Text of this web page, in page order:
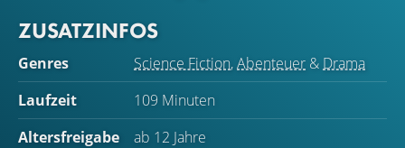
ZUSATZINFOS
Genres Science Fiction,Abenteuer & Drama
Laufzeit
109 Minuten
Altersfreigabe
ab 12 Jahre